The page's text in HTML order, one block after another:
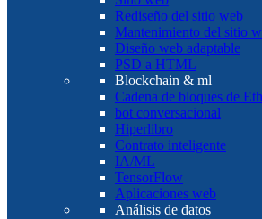
Rediseño del sitio web
Mantenimiento del sitio
Diseño web adaptable
PSD a HTML
Blockchain & ml
Cadena de bloques de
bot conversacional
Hiperlibro
Contrato inteligente
IA/ML
TensorFlow
Aplicaciones web
Análisis de datos